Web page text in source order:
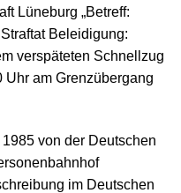
Lüneburg „Betreff:
Beleidigung:
verspäteten Schnellzug
am Grenzübergang
von der Deutschen
im Deutschen